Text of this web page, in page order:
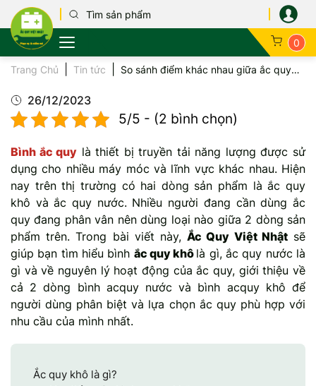
0
theo xe Honda
Chevrolet
KIA
Mitsubishi
Mazda
Ford
theo thương hiệu
GS
Varta
Exide
Phoenix
Atlas
Amaron
Ắc quy ô tô
Ắc quy xe tải
Ắc quy xe bus
Ắc quy cho
Ắc quy công
Ắc quy dân
hộ ắc quy
vụ thay ắc quy tại nhà
thuật ắc quy
dẫn sử dụng
sách bảo mật
sách đổi trả hàng
định bảo hành
Trang Chủ Tin tức
So sánh điểm khác nhau giữa ắc quy
26/12/2023
5/5 - (2 bình chọn)
Bình ắc quy là thiết bị truyền tải năng lượng được sử
dụng cho nhiều máy móc và lĩnh vực khác nhau. Hiện
nay trên thị trường có hai dòng sản phẩm là ắc quy
khô và ắc quy nước. Nhiều người đang cần dùng ắc
quy đang phân vân nên dùng loại nào giữa 2 dòng sản
phẩm trên. Trong bài viết này,Ắc Quy Việt Nhậtsẽ
giúp bạn tìm hiểu bình ắc quy khô là gì, ắc quy nước là
gì và về nguyên lý hoạt động của ắc quy, giới thiệu về
cả 2 dòng bình acquy nước và bình acquy khô để
người dùng phân biệt và lựa chọn ắc quy phù hợp với
nhu cầu của mình nhất.
Ắc quy khô là gì?